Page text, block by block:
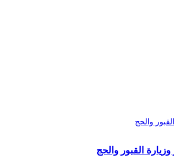
القبور والحج